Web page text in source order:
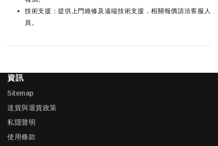
技術支援：提供上門維修及遠端技術支援，相關報價請洽客服人
員。
資訊
Sitemap
送貨與退貨政策
私隱聲明
使用條款